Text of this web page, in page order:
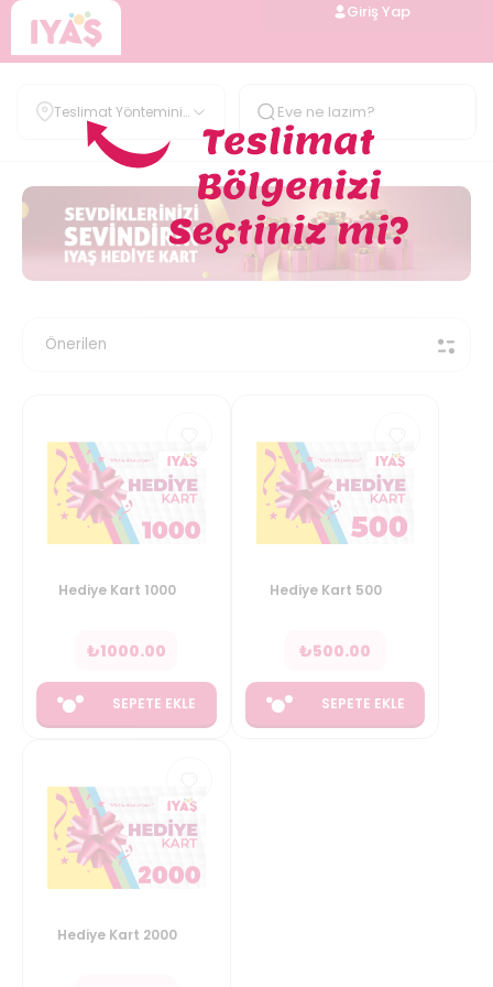
Giriş Yap
Teslimat Yöntemini
Belirle
Hediye Kart 1000
₺1000.00
SEPETE EKLE
Hediye Kart 500
₺500.00
SEPETE EKLE
Hediye Kart 2000